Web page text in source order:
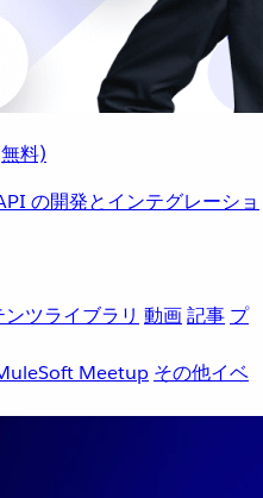
料)
の開発とインテグレーショ
ンツライブラリ 動画記事 プ
Meetup その他イベ